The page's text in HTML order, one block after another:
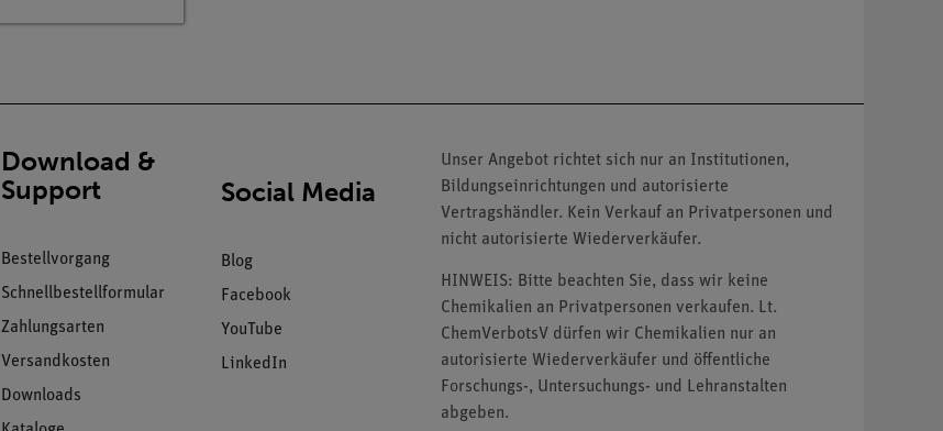
Download &
Support
Bestellvorgang
Schnellbestellformular
Zahlungsarten
Versandkosten
Downloads
Social Media
Blog
Facebook
YouTube
LinkedIn
Unser Angebot richtet sich nur an Institutionen,
Bildungseinrichtungen und autorisierte
Vertragshändler. Kein Verkauf an Privatpersonen und
nicht autorisierte Wiederverkäufer.
HINWEIS: Bitte beachten Sie, dass wir keine
Chemikalien an Privatpersonen verkaufen. Lt.
ChemVerbotsV dürfen wir Chemikalien nur an
autorisierte Wiederverkäufer und öffentliche
Forschungs-, Untersuchungs- und Lehranstalten
abgeben.